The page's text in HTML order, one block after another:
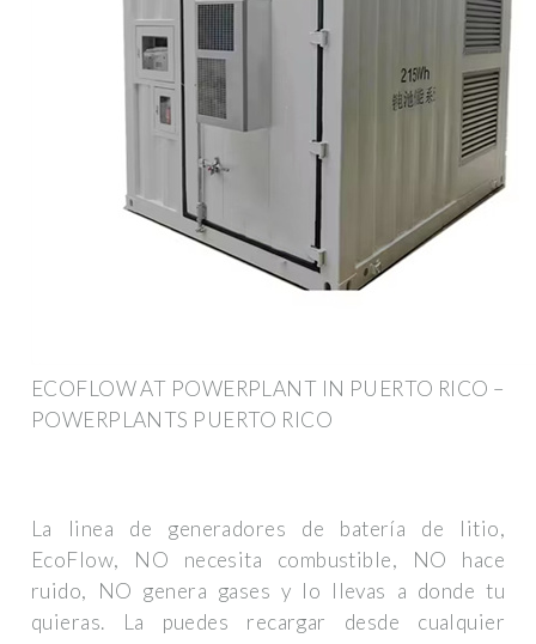
ECOFLOW AT POWERPLANT IN PUERTO RICO –
POWERPLANTS PUERTO RICO
La linea de generadores de batería de litio,
EcoFlow, NO necesita combustible, NO hace
ruido, NO genera gases y lo llevas a donde tu
quieras. La puedes recargar desde cualquier